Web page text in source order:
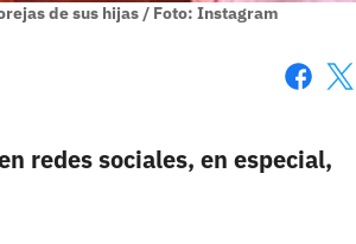
de sus hijas / Foto: Instagram
redes sociales, en especial,